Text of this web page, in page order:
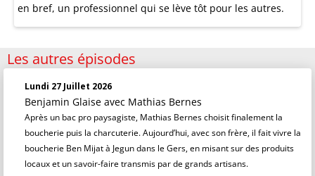
en bref, un professionnel qui se lève tôt pour les autres.
Les autres épisodes
Lundi 27 Juillet 2026
Benjamin Glaise avec Mathias Bernes
Après un bac pro paysagiste, Mathias Bernes choisit finalement la
boucherie puis la charcuterie. Aujourd’hui, avec son frère, il fait vivre la
boucherie Ben Mijat à Jegun dans le Gers, en misant sur des produits
locaux et un savoir-faire transmis par de grands artisans.